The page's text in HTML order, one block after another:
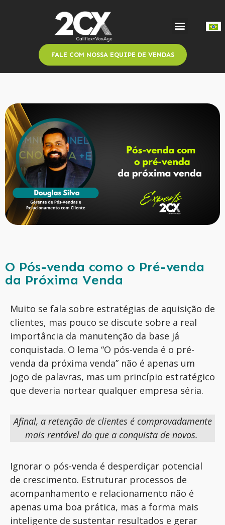
FALE COM NOSSA EQUIPE DE VENDAS
O Pós-venda como o Pré-venda
da Próxima Venda
Muito se fala sobre estratégias de aquisição de
clientes, mas pouco se discute sobre a real
importância da manutenção da base já
conquistada. O lema “O pós-venda é o pré-
venda da próxima venda” não é apenas um
jogo de palavras, mas um princípio estratégico
que deveria nortear qualquer empresa séria.
Afinal, a retenção de clientes é comprovadamente
mais rentável do que a conquista de novos.
Ignorar o pós-venda é desperdiçar potencial
de crescimento. Estruturar processos de
acompanhamento e relacionamento não é
apenas uma boa prática, mas a forma mais
inteligente de sustentar resultados e gerar